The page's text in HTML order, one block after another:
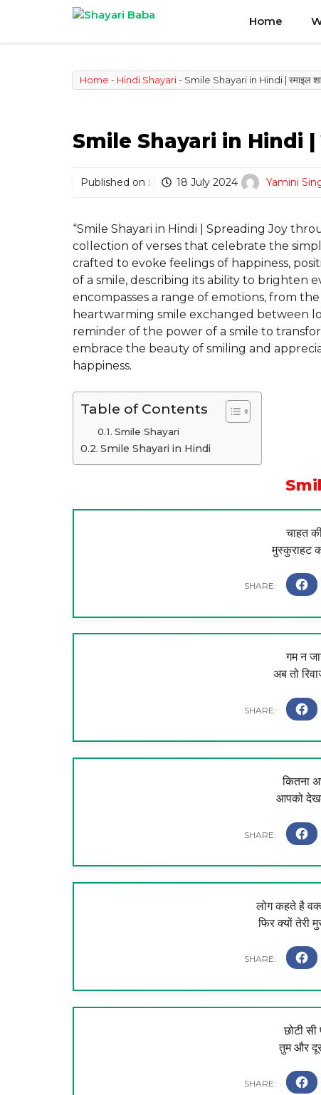
content
Home
Home - Hindi Shayari- Smile Shayari in Hindi | स्माइल
Smile Shayari in Hindi |
Published on : 18 July 2024 Yamini
“Smile Shayari in Hindi | Spreading Joy
collection of verses that celebrate the
crafted to evoke feelings of happiness,
of a smile, describing its ability to brighten
encompasses a range of emotions, from
heartwarming smile exchanged between
reminder of the power of a smile to
embrace the beauty of smiling and
happiness.
Table of Contents
Smile Shayari
Smile Shayari in Hindi
चाहत
मुस्कुराहट
गम न
अब तो
कितना
आपको
लोग कहते है
फिर क्यों तेरी
छोटी सी
तुम और